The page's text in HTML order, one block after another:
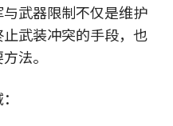
武器限制不仅是维护
武装冲突的手段，也
法。